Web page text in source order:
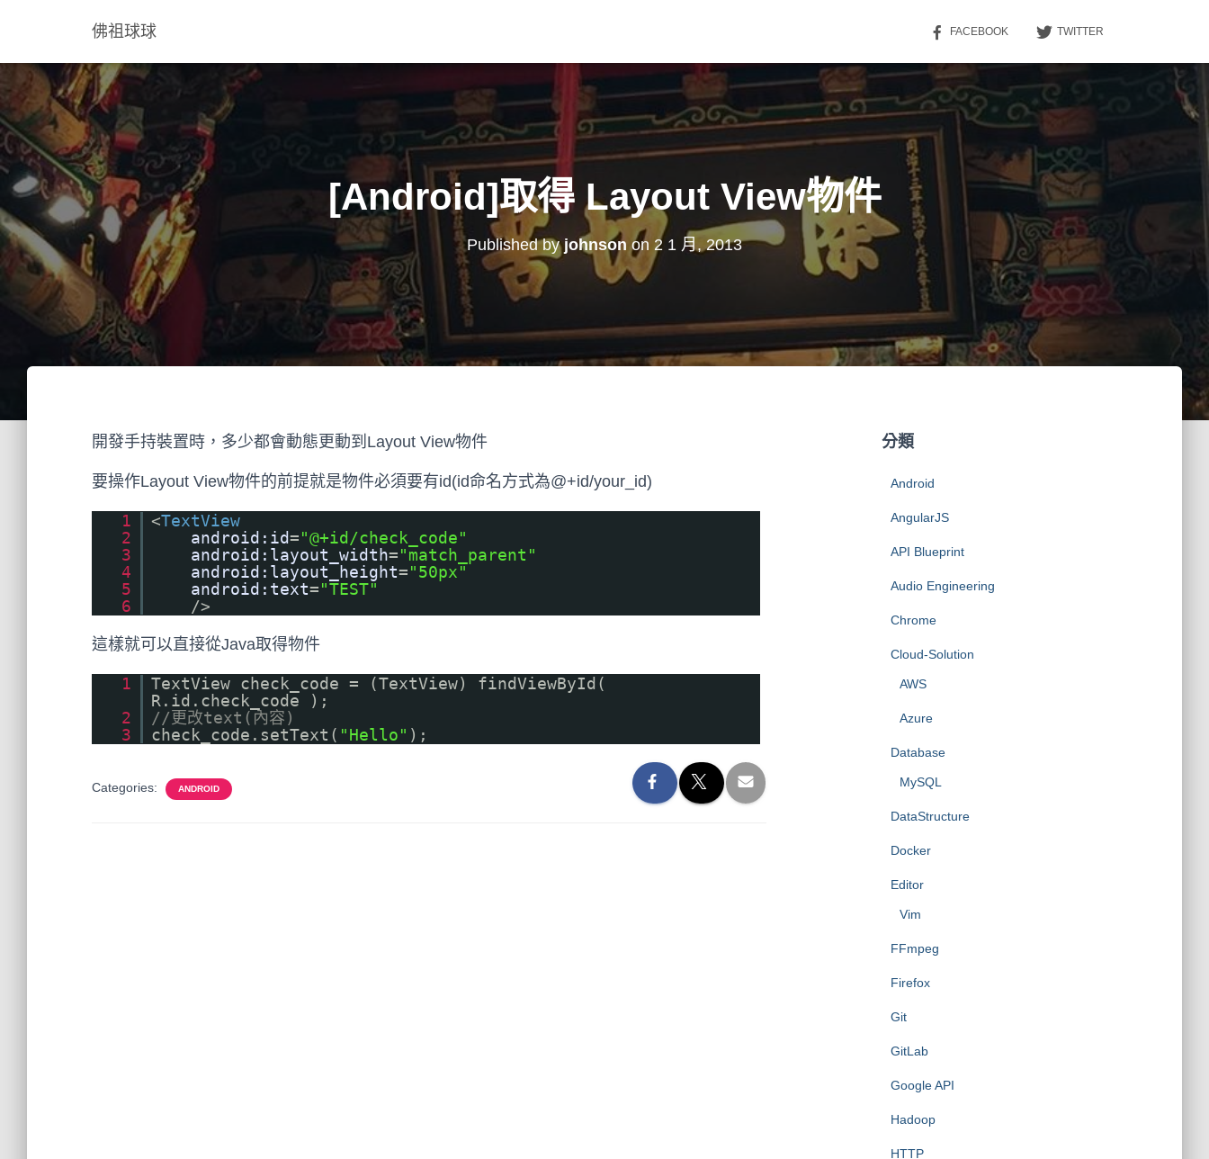
佛祖球球 FACEBOOK TWITTER
[Android]取得 Layout View物件
Published byjohnson on 2 1 月, 2013
開發手持裝置時，多少都會動態更動到Layout View物件
要操作Layout View物件的前提就是物件必須要有id(id命名方式為@+id/your_id)
1 <TextView
2
android:id="@+id/check_code"
3
android:layout_width="match_parent"
4
android:layout_height="50px"
5
android:text="TEST"
6
/>
這樣就可以直接從Java取得物件
1
TextView check_code = (TextView) findViewById(
R.id.check_code );
2
//更改text(內容)
3
check_code.setText( "Hello" );
Categories: ANDROID
分類
Android
AngularJS
API Blueprint
Audio Engineering
Chrome
Cloud-Solution
AWS
Azure
Database
MySQL
DataStructure
Docker
Editor
Vim
FFmpeg
Firefox
Git
GitLab
Google API
Hadoop
HTTP